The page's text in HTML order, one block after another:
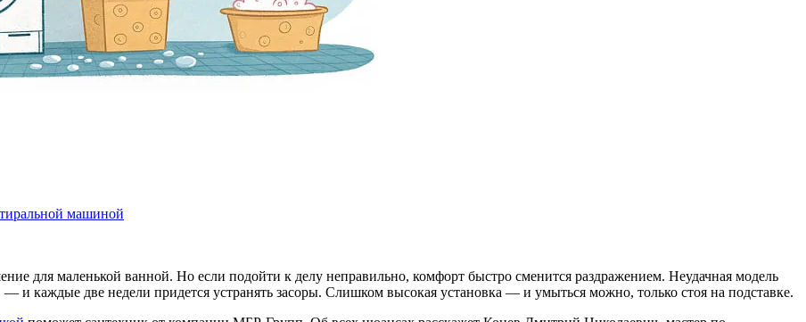
машиной
для маленькой ванной. Но если подойти к делу неправильно, комфорт быстро сменится раздражением. Неудачная модель
каждые две недели придется устранять засоры. Слишком высокая установка — и умыться можно, только стоя на подставке.